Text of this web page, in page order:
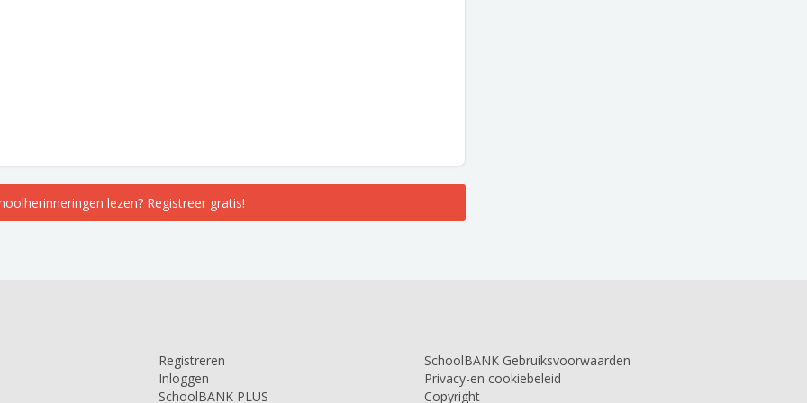
lezen? Registreer gratis!
Registreren
Inloggen
SchoolBANK PLUS
SchoolBANK Gebruiksvoorwaarden
Privacy-en cookiebeleid
Copyright